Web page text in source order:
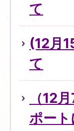
て
(12月
て
（12
ポート